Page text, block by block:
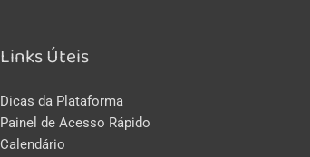
Links Úteis
Dicas da Plataforma
Painel de Acesso Rápido
Calendário